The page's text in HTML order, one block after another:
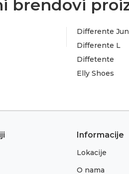
brendovi
Differente
Differente L
Diffetente
Elly Shoes
Informacije
Lokacije
O nama